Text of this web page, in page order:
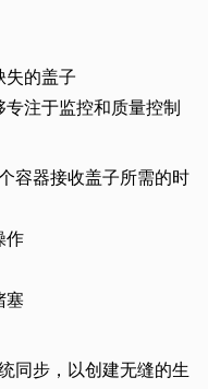
失的盖子
注于监控和质量控制
容器接收盖子所需的时
作
塞
同步，以创建无缝的生